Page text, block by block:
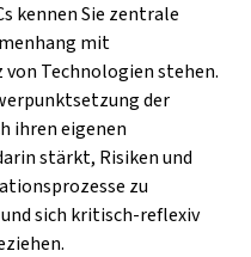
kennen Sie zentrale
mit
Technologien stehen.
der
ihren eigenen
stärkt, Risiken und
zu
sich kritisch-reflexiv